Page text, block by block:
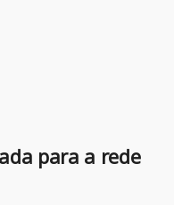
para a rede